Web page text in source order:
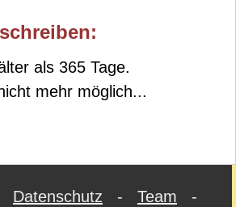
als 365 Tage.
mehr möglich...
Datenschutz - Team -